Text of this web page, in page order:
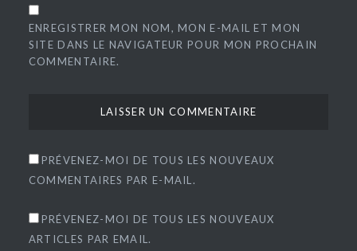
ENREGISTRER MON NOM, MON E-MAIL ET MON
SITE DANS LE NAVIGATEUR POUR MON PROCHAIN
COMMENTAIRE.
PRÉVENEZ-MOI DE TOUS LES NOUVEAUX
COMMENTAIRES PAR E-MAIL.
PRÉVENEZ-MOI DE TOUS LES NOUVEAUX
ARTICLES PAR EMAIL.